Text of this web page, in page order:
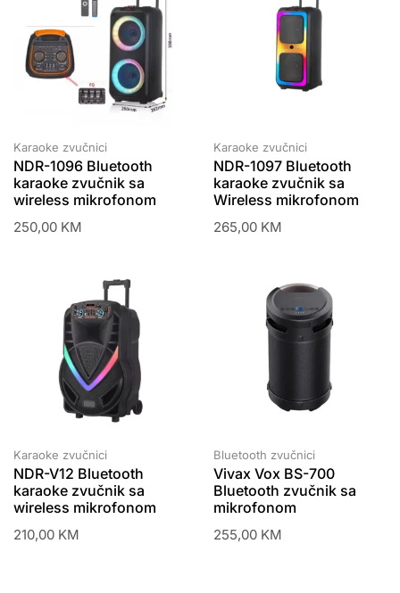
Karaoke zvučnici
NDR-1096 Bluetooth
karaoke zvučnik sa
wireless mikrofonom
250,00 KM
Karaoke zvučnici
NDR-1097 Bluetooth
karaoke zvučnik sa
Wireless mikrofonom
265,00 KM
Karaoke zvučnici
NDR-V12 Bluetooth
karaoke zvučnik sa
wireless mikrofonom
210,00 KM
Bluetooth zvučnici
Vivax Vox BS-700
Bluetooth zvučnik sa
mikrofonom
255,00 KM